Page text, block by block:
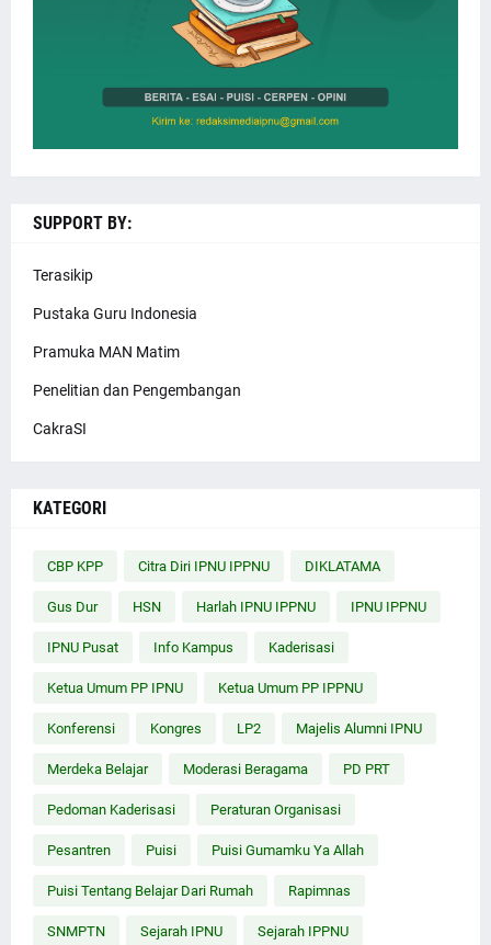
SUPPORT BY:
Terasikip
Pustaka Guru Indonesia
Pramuka MAN Matim
Penelitian dan Pengembangan
CakraSI
KATEGORI
CBP KPP Citra Diri IPNU IPPNU DIKLATAMA
Gus Dur HSN Harlah IPNU IPPNU IPNU IPPNU
IPNU Pusat Info Kampus Kaderisasi
Ketua Umum PP IPNU Ketua Umum PP IPPNU
Konferensi Kongres LP2 Majelis Alumni IPNU
Merdeka Belajar Moderasi Beragama PD PRT
Pedoman Kaderisasi Peraturan Organisasi
Pesantren Puisi Puisi Gumamku Ya Allah
Puisi Tentang Belajar Dari Rumah Rapimnas
SNMPTN Sejarah IPNU Sejarah IPPNU